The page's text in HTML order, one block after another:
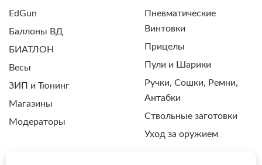
EdGun
Баллоны ВД
БИАТЛОН
Весы
ЗИП и Тюнинг
Магазины
Модераторы
Пневматические
Винтовки
Прицелы
Пули и Шарики
Ручки, Сошки, Ремни,
Антабки
Ствольные заготовки
Уход за оружием